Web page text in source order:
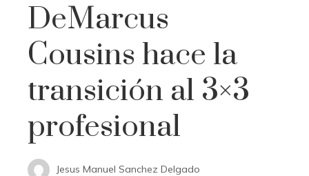
DeMarcus
Cousins ​​​​hace la
transición al 3×3
profesional
Jesus Manuel Sanchez Delgado